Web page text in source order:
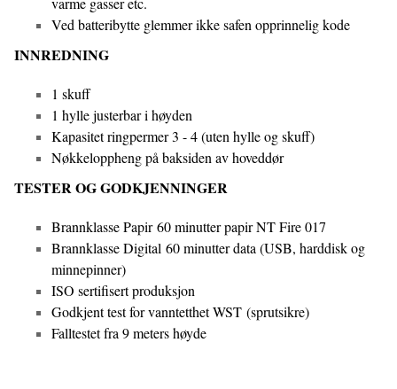
Ved batteribytte glemmer ikke safen opprinnelig kode
INNREDNING
1 skuff
1 hylle justerbar i høyden
Kapasitet ringpermer 3 - 4 (uten hylle og skuff)
Nøkkeloppheng på baksiden av hoveddør
TESTER OG GODKJENNINGER
Brannklasse Papir 60 minutter papir NT Fire 017
Brannklasse Digital 60 minutter data (USB, harddisk og
minnepinner)
ISO sertifisert produksjon
Godkjent test for vanntetthet WST (sprutsikre)
Falltestet fra 9 meters høyde